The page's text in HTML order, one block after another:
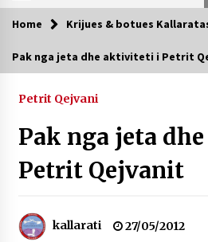
Te rejat
SHOQATËS “KALLARATI”
Gazeta Kallarati nr. 118
07/07/2026
06/06/2026
Home Krijues & botues
Pak nga jeta dhe aktiviteti i Petrit
Petrit Qejvani
Pak nga jeta
Petrit Qejvanit
kallarati 27/05/2012